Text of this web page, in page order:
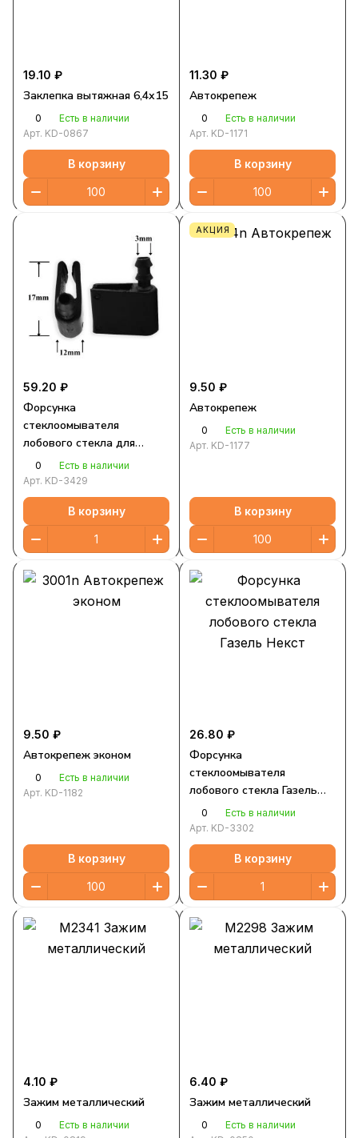
19.10 ₽
Заклепка вытяжная 6,4х15
0
Есть в наличии
Арт. KD-0867
В корзину
11.30 ₽
Автокрепеж
0
Есть в наличии
Арт. KD-1171
В корзину
59.20 ₽
Форсунка
стеклоомывателя
лобового стекла для
Газель, Mercedes, VAG
0
Есть в наличии
Арт. KD-3429
В корзину
АКЦИЯ
9.50 ₽
Автокрепеж
0
Есть в наличии
Арт. KD-1177
В корзину
9.50 ₽
Автокрепеж эконом
0
Есть в наличии
Арт. KD-1182
В корзину
26.80 ₽
Форсунка
стеклоомывателя
лобового стекла Газель
Некст
0
Есть в наличии
Арт. KD-3302
В корзину
4.10 ₽
Зажим металлический
0
Есть в наличии
6.40 ₽
Зажим металлический
0
Есть в наличии